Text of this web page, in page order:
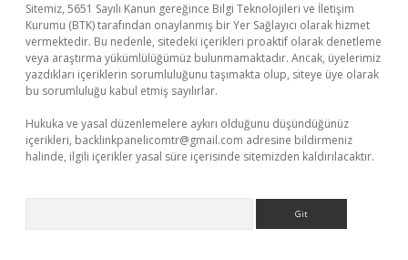
Sitemiz, 5651 Sayılı Kanun gereğince Bilgi Teknolojileri ve İletişim
Kurumu (BTK) tarafından onaylanmış bir Yer Sağlayıcı olarak hizmet
vermektedir. Bu nedenle, sitedeki içerikleri proaktif olarak denetleme
veya araştırma yükümlülüğümüz bulunmamaktadır. Ancak, üyelerimiz
yazdıkları içeriklerin sorumluluğunu taşımakta olup, siteye üye olarak
bu sorumluluğu kabul etmiş sayılırlar.
Hukuka ve yasal düzenlemelere aykırı olduğunu düşündüğünüz
içerikleri, backlinkpanelicomtr@gmail.com adresine bildirmeniz
halinde, ilgili içerikler yasal süre içerisinde sitemizden kaldırılacaktır.